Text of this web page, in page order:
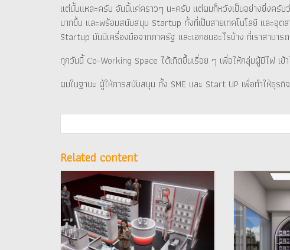
แต่นั้นแหละครับ อันนี้แค่คราวๆ นะครับ แต่ผมก็หวังเป็นอย่างยิ่งครับ
มากขึ้น และพร้อมสนับสนุน Startup ทั้งที่เป็นสายเทคโนโลยี และอุต
Startup มันมีเครื่องมือจากภาครัฐ และเอกชนอะไรบ้าง ที่เราสามาร
ทุกวันนี้ Co-Working Space ได้เกิดขึ้นเรื่อย ๆ เพื่อให้กลุ่มผู้มีไฟ
ผมในฐานะ ผู้ให้การสนับสนุน ทั้ง SME และ Start UP เพื่อทำให้ธุร
Related content